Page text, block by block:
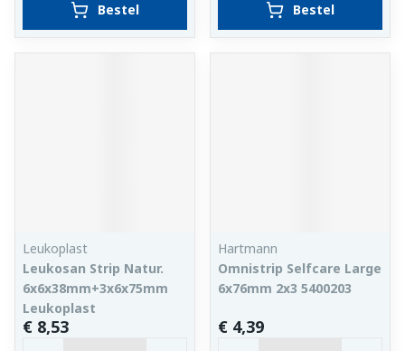
Bestel Bestel
Leukoplast
Leukosan Strip Natur.
6x6x38mm+3x6x75mm
Leukoplast
€ 8,53
Hartmann
Omnistrip Selfcare Large
6x76mm 2x3 5400203
€ 4,39